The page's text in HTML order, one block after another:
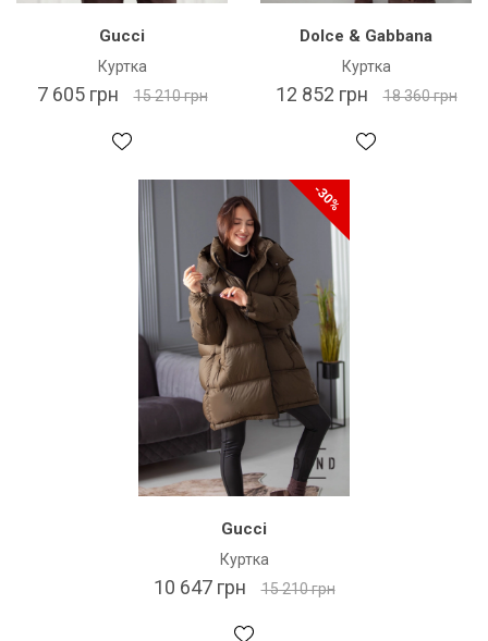
Gucci
Куртка
7 605 грн 15 210 грн
Dolce & Gabbana
Куртка
12 852 грн 18 360 грн
-30%
Gucci
Куртка
10 647 грн 15 210 грн